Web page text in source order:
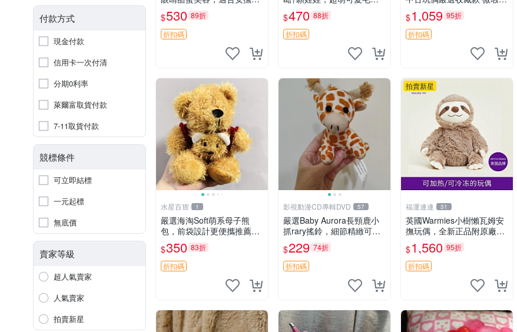
付款方式
現金付款
信用卡一次付清
分期0利率
萊爾富取貨付款
7-11取貨付款
競標條件
可立即結標
一元起標
無底價
賣家等級
超人氣賣家
人氣賣家
拍賣新星
趣可愛，柔軟面料手感佳。
14 白色安撫熊 毛絨玩具 寶
寶逗樂具
$530 89折
折扣碼
公仔推薦收藏 白熊 Omoku
ma 毛絨玩具 偽裝娃娃 玩具
擺飾
$470 88折
折扣碼
度使用 Bieber綠熊娃娃 中
古玩偶 微瑕
$1,059 95折
折扣碼
水星百貨 1
嚴選海淘Soft萌系母子熊
包，前袋設計更便攜推薦收
藏 母子熊 軟綿綿 包包
$350 83折
折扣碼
影視動漫CD專輯DVD 57
嚴選Baby Aurora長頸鹿小
抓rary搖鈴，細節精緻可聆
聽清脆鈴音 軟萌可愛 定制
紀念 金屬搖鈴 新手媽咪推
薦 長頸鹿 抓rary 搖鈴
$229 74折
折扣碼
拍賣新星
福運連連 31
英國Warmies小樹懶瓦姆安
撫玩偶，全新正品附原廠吊
牌與防塵袋，內藏薰衣草可
加熱，適合各個年齡層，冷
暖兩用享受抱抱樂趣，不容
錯過嚴選好物 溫暖 冷感
$1,560 95折
折扣碼